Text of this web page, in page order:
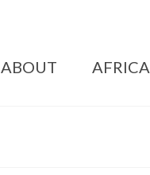
ABOUT AFRICA